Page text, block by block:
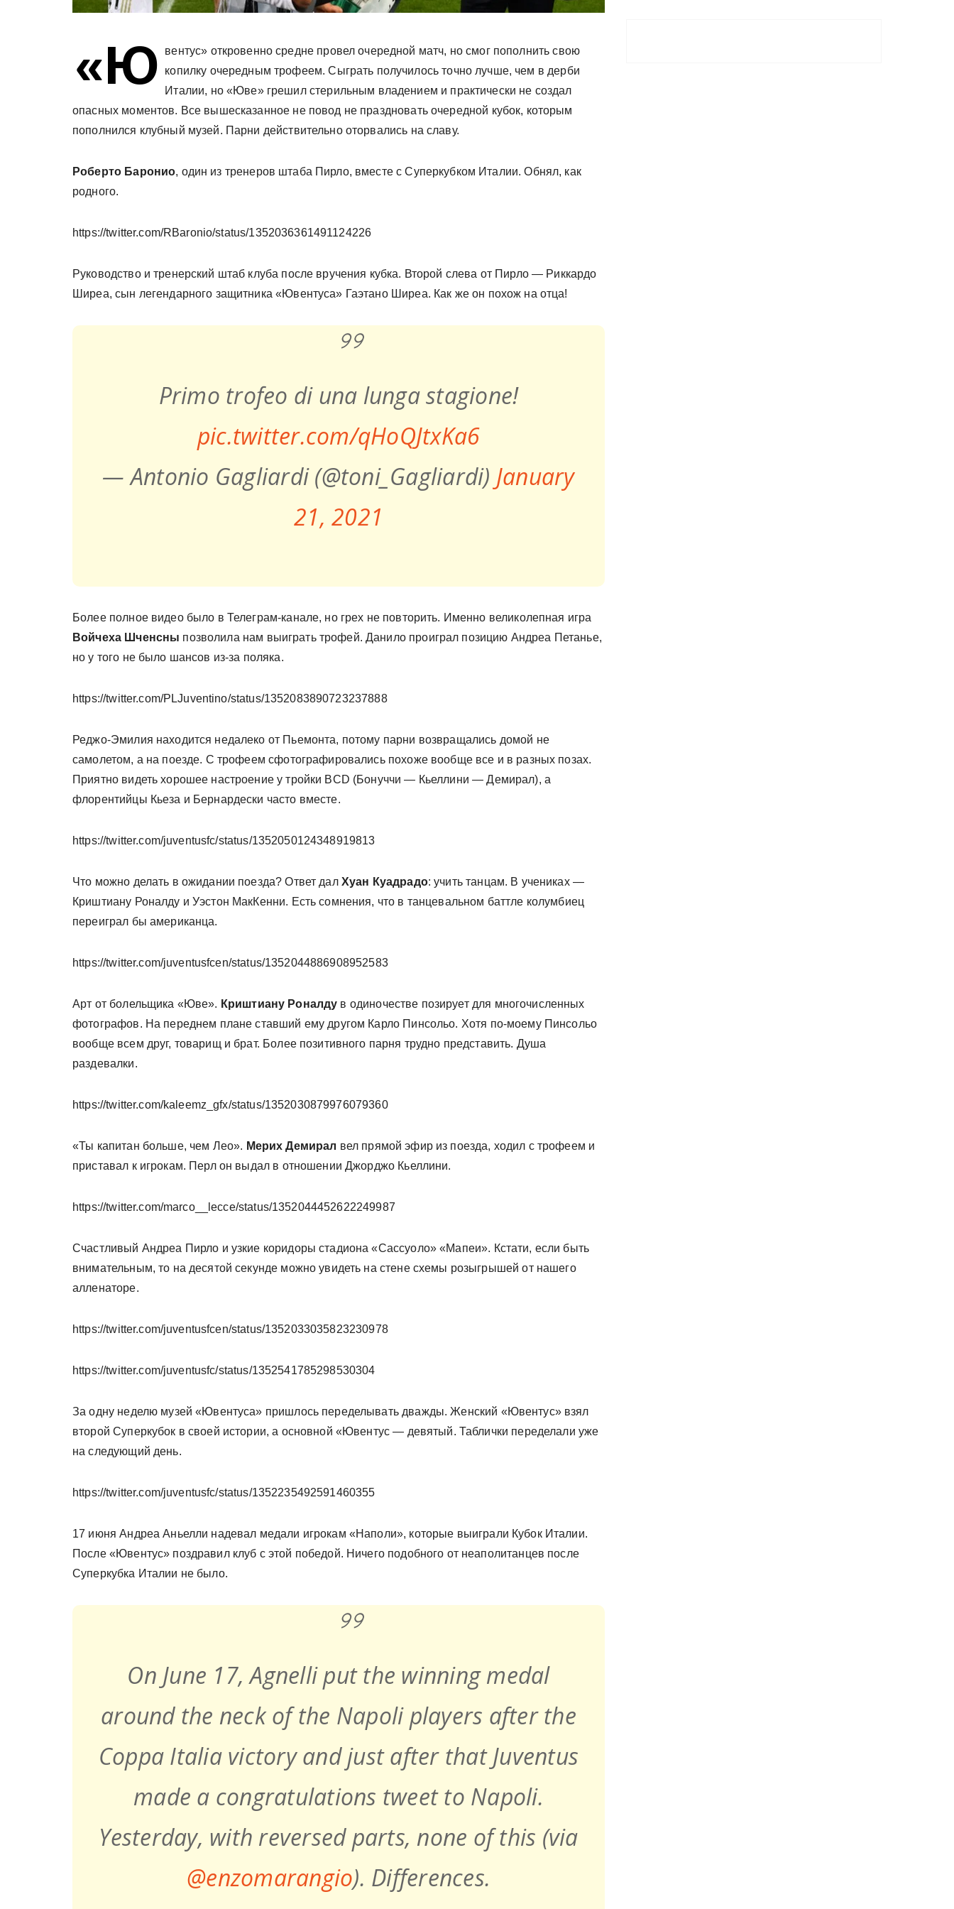
«Ю
вентус» откровенно средне провел очередной матч, но смог пополнить свою
копилку очередным трофеем. Сыграть получилось точно лучше, чем в дерби
Италии, но «Юве» грешил стерильным владением и практически не создал
опасных моментов. Все вышесказанное не повод не праздновать очередной кубок, которым
пополнился клубный музей. Парни действительно оторвались на славу.
Роберто Баронио, один из тренеров штаба Пирло, вместе с Суперкубком Италии. Обнял, как
родного.
https://twitter.com/RBaronio/status/1352036361491124226
Руководство и тренерский штаб клуба после вручения кубка. Второй слева от Пирло — Риккардо
Ширеа, сын легендарного защитника «Ювентуса» Гаэтано Ширеа. Как же он похож на отца!
Primo trofeo di una lunga stagione!
pic.twitter.com/qHoQJtxKa6
— Antonio Gagliardi (@toni_Gagliardi) January
21, 2021
Более полное видео было в Телеграм-канале, но грех не повторить. Именно великолепная игра
Войчеха Шченсны позволила нам выиграть трофей. Данило проиграл позицию Андреа Петанье,
но у того не было шансов из-за поляка.
https://twitter.com/PLJuventino/status/1352083890723237888
Реджо-Эмилия находится недалеко от Пьемонта, потому парни возвращались домой не
самолетом, а на поезде. С трофеем сфотографировались похоже вообще все и в разных позах.
Приятно видеть хорошее настроение у тройки BCD (Бонуччи — Кьеллини — Демирал), а
флорентийцы Кьеза и Бернардески часто вместе.
https://twitter.com/juventusfc/status/1352050124348919813
Что можно делать в ожидании поезда? Ответ дал Хуан Куадрадо: учить танцам. В учениках —
Криштиану Роналду и Уэстон МакКенни. Есть сомнения, что в танцевальном баттле колумбиец
переиграл бы американца.
https://twitter.com/juventusfcen/status/1352044886908952583
Арт от болельщика «Юве». Криштиану Роналду в одиночестве позирует для многочисленных
фотографов. На переднем плане ставший ему другом Карло Пинсольо. Хотя по-моему Пинсольо
вообще всем друг, товарищ и брат. Более позитивного парня трудно представить. Душа
раздевалки.
https://twitter.com/kaleemz_gfx/status/1352030879976079360
«Ты капитан больше, чем Лео». Мерих Демирал вел прямой эфир из поезда, ходил с трофеем и
приставал к игрокам. Перл он выдал в отношении Джорджо Кьеллини.
https://twitter.com/marco__lecce/status/1352044452622249987
Счастливый Андреа Пирло и узкие коридоры стадиона «Сассуоло» «Мапеи». Кстати, если быть
внимательным, то на десятой секунде можно увидеть на стене схемы розыгрышей от нашего
алленаторе.
https://twitter.com/juventusfcen/status/1352033035823230978
https://twitter.com/juventusfc/status/1352541785298530304
За одну неделю музей «Ювентуса» пришлось переделывать дважды. Женский «Ювентус» взял
второй Суперкубок в своей истории, а основной «Ювентус — девятый. Таблички переделали уже
на следующий день.
https://twitter.com/juventusfc/status/1352235492591460355
17 июня Андреа Аньелли надевал медали игрокам «Наполи», которые выиграли Кубок Италии.
После «Ювентус» поздравил клуб с этой победой. Ничего подобного от неаполитанцев после
Суперкубка Италии не было.
On June 17, Agnelli put the winning medal
around the neck of the Napoli players after the
Coppa Italia victory and just after that Juventus
made a congratulations tweet to Napoli.
Yesterday, with reversed parts, none of this (via
@enzomarangio). Differences.